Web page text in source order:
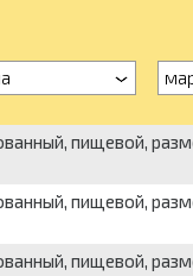
пищевой,
пищевой,
пищевой,